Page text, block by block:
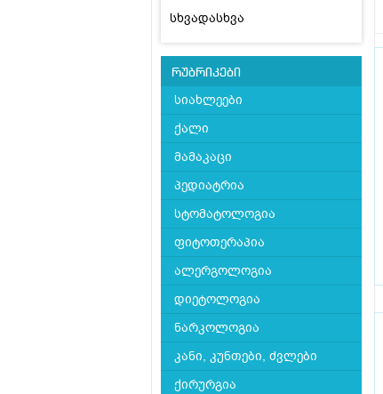
სხვადასხვა
რუბრიკები
სიახლეები
ქალი
მამაკაცი
პედიატრია
სტომატოლოგია
ფიტოთერაპია
ალერგოლოგია
დიეტოლოგია
ნარკოლოგია
კანი, კუნთები, ძვლები
ქირურგია